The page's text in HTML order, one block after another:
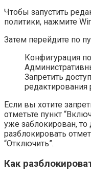
Чтобы запустить
политики, нажмите
Затем перейдите по
Конфигурация
Запретить
редактирования
Если вы хотите
отметьте пункт
уже заблокирован, то
разблокировать
“Отключить”.
Как